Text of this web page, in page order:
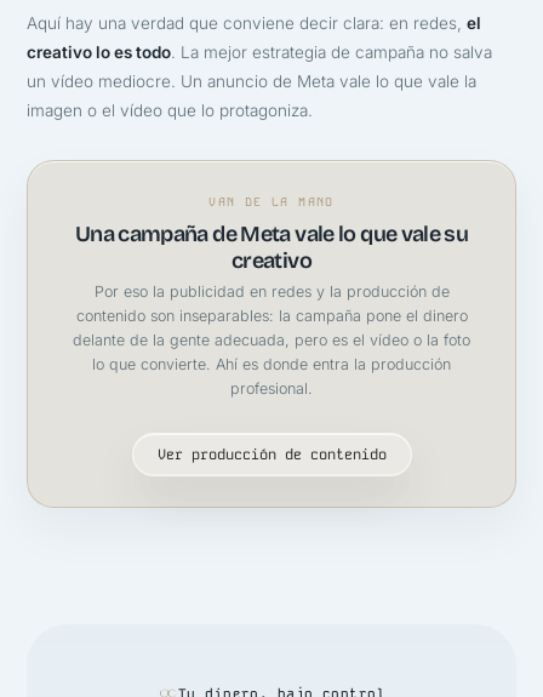
Aquí hay una verdad que conviene decir clara: en redes,el
creativo lo es todo . La mejor estrategia de campaña no salva
un vídeo mediocre. Un anuncio de Meta vale lo que vale la
imagen o el vídeo que lo protagoniza.
VAN DE LA MANO
Una campaña de Meta vale lo que vale su
creativo
Por eso la publicidad en redes y la producción de
contenido son inseparables: la campaña pone el dinero
delante de la gente adecuada, pero es el vídeo o la foto
lo que convierte. Ahí es donde entra la producción
profesional.
Ver producción de contenido